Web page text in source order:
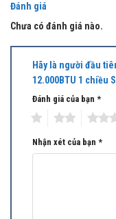
Mitsubishi Heavy
nghệ hàng đầu
Đánh giá
Chưa có đánh giá nào.
Hãy là người đầu
12.000BTU 1 chiều
Đánh giá của bạn *
Nhận xét của bạn *